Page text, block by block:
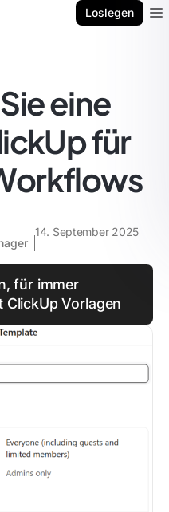
Loslegen
eine
für
14. September 2025
für immer
Vorlagen